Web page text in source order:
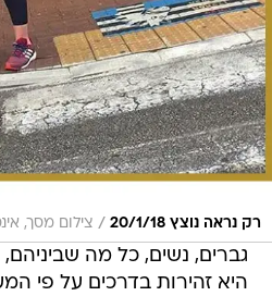
רק נראה נוצץ 20/1/18 / צילום מסך,
גברים, נשים, כל מה
היא זהירות בדרכים על פי